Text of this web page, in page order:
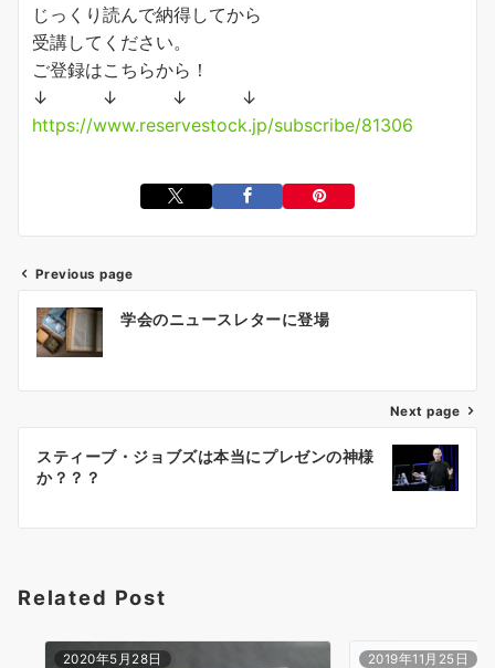
じっくり読んで納得してから
受講してください。
ご登録はこちらから！
↓ ↓ ↓ ↓
https://www.reservestock.jp/subscribe/81306
ン
Previous page
学会のニュースレターに登場
Next page
スティーブ・ジョブズは本当にプレゼンの神様
か？？？
Related Post
2020年5月28日 2019年11月25日